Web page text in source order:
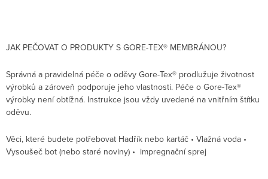
JAK PEČOVAT O PRODUKTY S GORE-TEX® MEMBRÁNOU?
Správná a pravidelná péče o oděvy Gore-Tex® prodlužuje životnost
výrobků a zároveň podporuje jeho vlastnosti. Péče o Gore-Tex®
výrobky není obtížná. Instrukce jsou vždy uvedené na vnitřním štítku
oděvu.
Věci, které budete potřebovat Hadřík nebo kartáč • Vlažná voda •
Vysoušeč bot (nebo staré noviny) • impregnační sprej